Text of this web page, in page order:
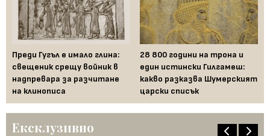
Преди Гугъл е имало глина:
свещеник срещу войник в
надпревара за разчитане
на клинописа
28 800 години на трона и
един истински Гилгамеш:
какво разказва Шумерският
царски списък
Ексклузивно